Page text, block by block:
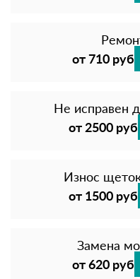
от 710 руб
Не исправен
от 2500 руб
Износ
от 1500 руб
Замена
от 620 руб